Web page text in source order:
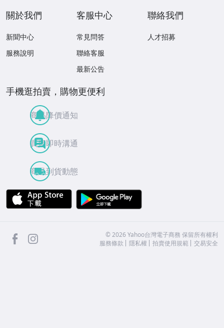
關於我們
新聞中心
服務說明
客服中心
常見問答
聯絡客服
最新公告
聯絡我們
人才招募
手機逛拍賣，購物更便利
商品降價通知
買賣即時溝通
商品到貨動態
APP Store
facebook ©2026 Yahoo台灣電子商務 保留所有權利
服務條款
隱私權 拍賣使用規範 交易安全